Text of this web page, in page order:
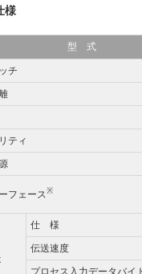
様
型 式
チ
ティ
フェース※
仕 様
伝送速度
プロセス入力データバイ